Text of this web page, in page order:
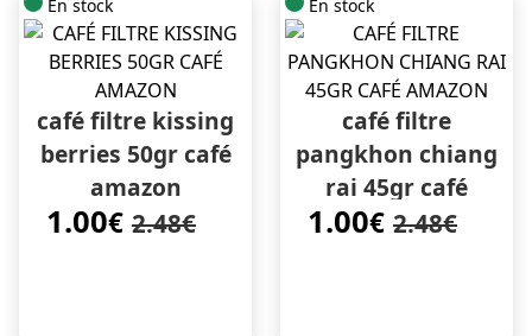
En stock
café filtre kissing
berries 50gr café
amazon
1.00€ 2.48€
En stock
café filtre
pangkhon chiang
rai 45gr café
amazon
1.00€ 2.48€